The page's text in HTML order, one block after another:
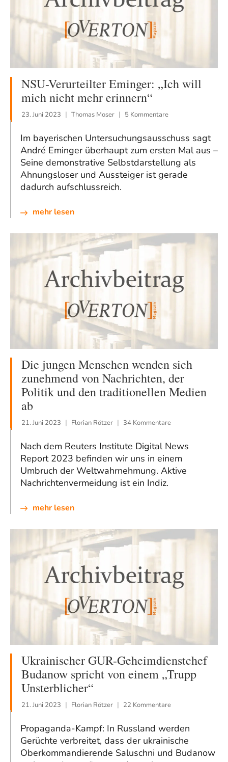
NSU-Verurteilter Eminger: „Ich will
mich nicht mehr erinnern“
23. Juni 2023 Thomas Moser 5 Kommentare
Im bayerischen Untersuchungsausschuss sagt
André Eminger überhaupt zum ersten Mal aus –
Seine demonstrative Selbstdarstellung als
Ahnungsloser und Aussteiger ist gerade
dadurch aufschlussreich.
mehr lesen
Die jungen Menschen wenden sich
zunehmend von Nachrichten, der
Politik und den traditionellen Medien
ab
21. Juni 2023 Florian Rötzer 34 Kommentare
Nach dem Reuters Institute Digital News
Report 2023 befinden wir uns in einem
Umbruch der Weltwahrnehmung. Aktive
Nachrichtenvermeidung ist ein Indiz.
mehr lesen
Ukrainischer GUR-Geheimdienstchef
Budanow spricht von einem „Trupp
Unsterblicher“
21. Juni 2023 Florian Rötzer 22 Kommentare
Propaganda-Kampf: In Russland werden
Gerüchte verbreitet, dass der ukrainische
Oberkommandierende Saluschni und Budanow